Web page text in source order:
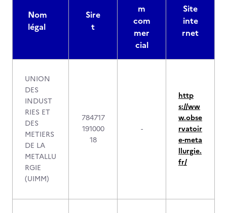
Nom
légal
Sire
t
m
com
mer
cial
Site
inte
rnet
UNION
DES
INDUST
RIES ET
DES
METIERS
DE LA
METALLU
RGIE
(UIMM)
784717
191000
18
-
http
s://ww
w.obse
rvatoir
e-meta
llurgie.
fr/